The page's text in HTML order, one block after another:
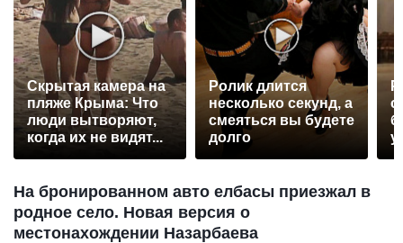
Скрытая камера на
пляже Крыма: Что
люди вытворяют,
когда их не видят...
Ролик длится
несколько секунд, а
смеяться вы будете
долго
На бронированном авто елбасы приезжал в
родное село. Новая версия о
местонахождении Назарбаева